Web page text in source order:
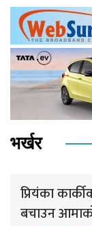
भर्खर
प्रियंका
बचाउन